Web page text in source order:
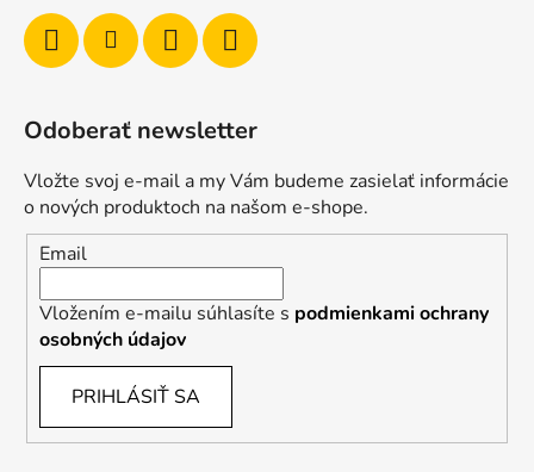
Odoberať newsletter
Vložte svoj e-mail a my Vám budeme zasielať informácie
o nových produktoch na našom e-shope.
Email
Vložením e-mailu súhlasíte s podmienkami ochrany
osobných údajov
PRIHLÁSIŤ SA